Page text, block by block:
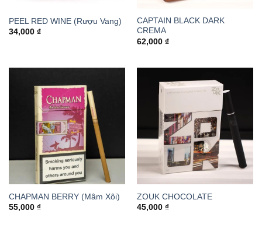
PEEL RED WINE (Rượu Vang)
34,000 ₫
CAPTAIN BLACK DARK
CREMA
62,000 ₫
CHAPMAN BERRY (Mâm Xôi)
55,000 ₫
ZOUK CHOCOLATE
45,000 ₫